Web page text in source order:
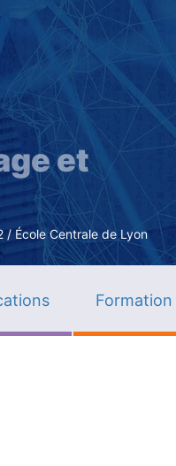
Skip
main
content
et
/ École Centrale de Lyon
Formation